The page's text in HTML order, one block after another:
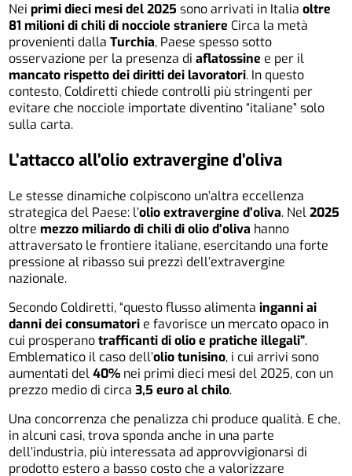
Neiprimi dieci mesi del 2025 sono arrivati in Italiaoltre
81 milioni di chili di nocciole straniere Circa la metà
provenienti dallaTurchia, Paese spesso sotto
osservazione per la presenza diaflatossine e per il
mancato rispetto dei diritti dei lavoratori. In questo
contesto, Coldiretti chiede controlli più stringenti per
evitare che nocciole importate diventino “italiane” solo
sulla carta.
L’attacco all’olio extravergine d’oliva
Le stesse dinamiche colpiscono un’altra eccellenza
strategica del Paese: l’olio extravergine d’oliva. Nel2025
oltremezzo miliardo di chili di olio d’oliva hanno
attraversato le frontiere italiane, esercitando una forte
pressione al ribasso sui prezzi dell’extravergine
nazionale.
Secondo Coldiretti, “questo flusso alimentainganni ai
danni dei consumatori e favorisce un mercato opaco in
cui prosperanotrafficanti di olio e pratiche illegali”.
Emblematico il caso dell’olio tunisino, i cui arrivi sono
aumentati del40% nei primi dieci mesi del 2025, con un
prezzo medio di circa3,5 euro al chilo.
Una concorrenza che penalizza chi produce qualità. E che,
in alcuni casi, trova sponda anche in una parte
dell’industria, più interessata ad approvvigionarsi di
prodotto estero a basso costo che a valorizzare